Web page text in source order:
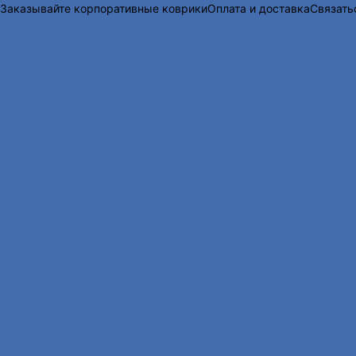
Заказывайте корпоративные коврикиОплата и доставка